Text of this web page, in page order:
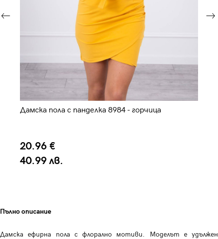
Дамска пола с панделка 8984 - горчица
20.96 €
40.99 лв.
Пълно описание
Дамска ефирна пола с флорално мотиви. Моделът е удължен